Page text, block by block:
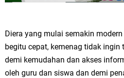
Diera yang mulai semakin
begitu cepat, kemenag tidak ingin
demi kemudahan dan akses
oleh guru dan siswa dan demi